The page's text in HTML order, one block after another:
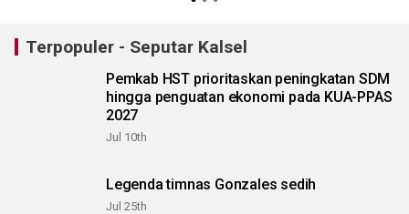
Terpopuler - Seputar Kalsel
Pemkab HST prioritaskan peningkatan SDM
hingga penguatan ekonomi pada KUA-PPAS
2027
Jul 10th
Legenda timnas Gonzales sedih
Jul 25th